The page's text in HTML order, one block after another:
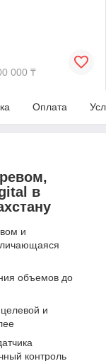
000 ₸
Оплата
в
и
объемов до
и
контроль